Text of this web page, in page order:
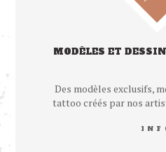
MODÈLES ET
Des modèles exclusifs,
tattoo créés par nos